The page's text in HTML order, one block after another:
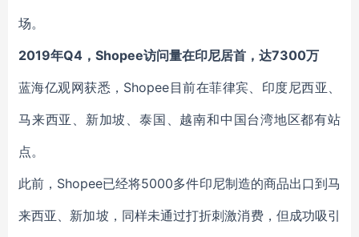
场。
2019年Q4，Shopee访问量在印尼居首，达7300万
蓝海亿观网获悉，Shopee目前在菲律宾、印度尼西亚、
马来西亚、新加坡、泰国、越南和中国台湾地区都有站
点。
此前，Shopee已经将5000多件印尼制造的商品出口到马
来西亚、新加坡，同样未通过打折刺激消费，但成功吸引